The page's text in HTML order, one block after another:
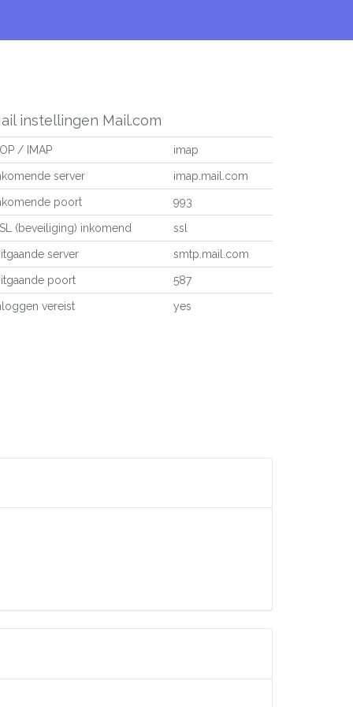
instellingen Mail.com
/ IMAP imap
server imap.mail.com
poort 993
(beveiliging) inkomend ssl
server smtp.mail.com
poort 587
vereist yes